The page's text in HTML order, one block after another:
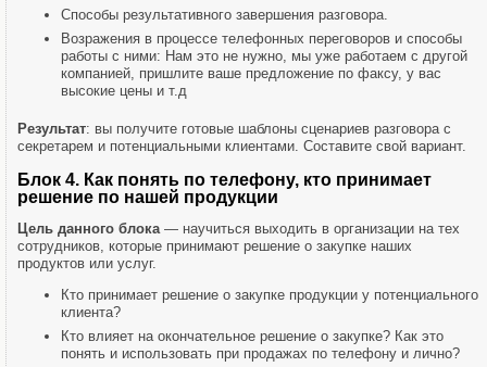
Способы результативного завершения разговора.
Возражения в процессе телефонных переговоров и способы
работы с ними: Нам это не нужно, мы уже работаем с другой
компанией, пришлите ваше предложение по факсу, у вас
высокие цены и т.д
Результат: вы получите готовые шаблоны сценариев разговора с
секретарем и потенциальными клиентами. Составите свой вариант.
Блок 4. Как понять по телефону, кто принимает
решение по нашей продукции
Цель данного блока — научиться выходить в организации на тех
сотрудников, которые принимают решение о закупке наших
продуктов или услуг.
Кто принимает решение о закупке продукции у потенциального
клиента?
Кто влияет на окончательное решение о закупке? Как это
понять и использовать при продажах по телефону и лично?